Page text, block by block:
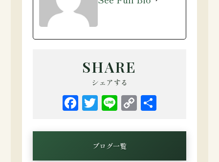
SHARE
シェアする
Facebook
Twitter
LineCopy
Link
ブログ一覧